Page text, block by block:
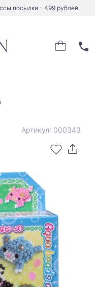
посылки - 499 рублей
Артикул: 000343